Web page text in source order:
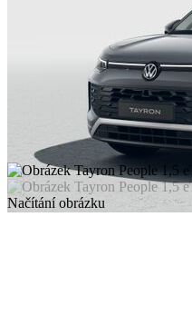
Načítání obrázku